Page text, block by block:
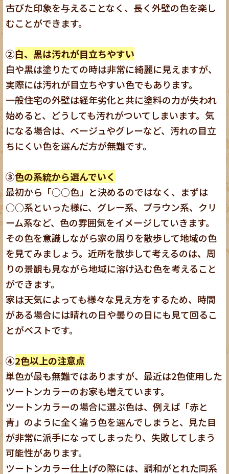
古びた印象を与えることなく、長く外壁の色を楽し
むことができます。
②白、黒は汚れが目立ちやすい
白や黒は塗りたての時は非常に綺麗に見えますが、
実際には汚れが目立ちやすい色でもあります。
一般住宅の外壁は経年劣化と共に塗料の力が失われ
始めると、どうしても汚れがついてしまいます。気
になる場合は、ベージュやグレーなど、汚れの目立
ちにくい色を選んだ方が無難です。
③色の系統から選んでいく
最初から「○○色」と決めるのではなく、まずは
○○系といった様に、グレー系、ブラウン系、クリ
ーム系など、色の雰囲気をイメージしていきます。
その色を意識しながら家の周りを散歩して地域の色
を見てみましょう。近所を散歩して考えるのは、周
りの景観も見ながら地域に溶け込む色を考えること
ができます。
家は天気によっても様々な見え方をするため、時間
がある場合には晴れの日や曇りの日にも見て回るこ
とがベストです。
④2色以上の注意点
単色が最も無難ではありますが、最近は2色使用した
ツートンカラーのお家も増えています。
ツートンカラーの場合に選ぶ色は、例えば「赤と
青」のように全く違う色を選んでしまうと、見た目
が非常に派手になってしまったり、失敗してしまう
可能性があります。
ツートンカラー仕上げの際には、調和がとれた同系